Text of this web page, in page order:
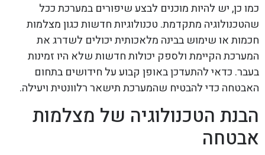
כמו כן, יש להיות מוכנים לבצע שיפורים במערכת ככל
שהטכנולוגיה מתקדמת. טכנולוגיות חדשות כגון מצלמות
חכמות או שימוש בבינה מלאכותית יכולים לשדרג את
המערכת הקיימת ולספק יכולות חדשות שלא היו זמינות
בעבר. כדאי להתעדכן באופן קבוע על חידושים בתחום
האבטחה כדי להבטיח שהמערכת תישאר רלוונטית ויעילה.
הבנת הטכנולוגיה של מצלמות
אבטחה